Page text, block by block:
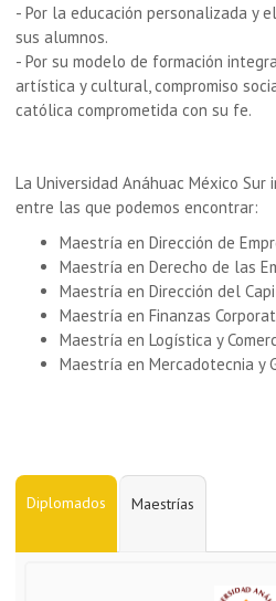
- Por la educación personalizada y
sus alumnos.
- Por su modelo de formación
artística y cultural, compromiso
católica comprometida con su fe.
La Universidad Anáhuac México
entre las que podemos encontrar:
Maestría en Dirección de
Maestría en Derecho de las
Maestría en Dirección del
Maestría en Finanzas
Maestría en Logística y
Maestría en Mercadotecnia y
Diplomados Maestrías